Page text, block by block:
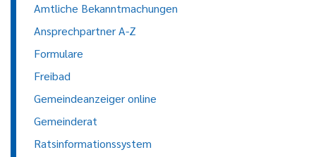
Amtliche Bekanntmachungen
Ansprechpartner A-Z
Formulare
Freibad
Gemeindeanzeiger online
Gemeinderat
Ratsinformationssystem